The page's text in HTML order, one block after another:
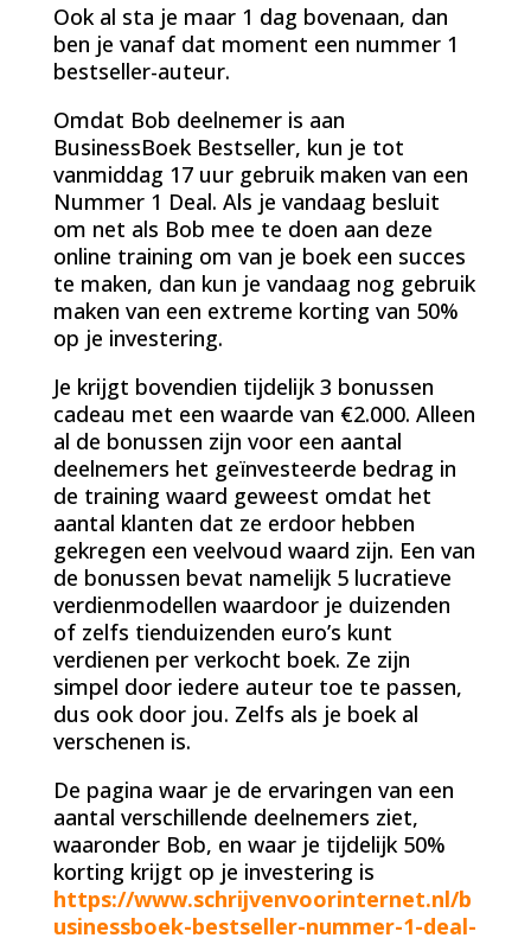
Ook al sta je maar 1 dag bovenaan, dan
ben je vanaf dat moment een nummer 1
bestseller-auteur.
Omdat Bob deelnemer is aan
BusinessBoek Bestseller, kun je tot
vanmiddag 17 uur gebruik maken van een
Nummer 1 Deal. Als je vandaag besluit
om net als Bob mee te doen aan deze
online training om van je boek een succes
te maken, dan kun je vandaag nog gebruik
maken van een extreme korting van 50%
op je investering.
Je krijgt bovendien tijdelijk 3 bonussen
cadeau met een waarde van €2.000. Alleen
al de bonussen zijn voor een aantal
deelnemers het geïnvesteerde bedrag in
de training waard geweest omdat het
aantal klanten dat ze erdoor hebben
gekregen een veelvoud waard zijn. Een van
de bonussen bevat namelijk 5 lucratieve
verdienmodellen waardoor je duizenden
of zelfs tienduizenden euro’s kunt
verdienen per verkocht boek. Ze zijn
simpel door iedere auteur toe te passen,
dus ook door jou. Zelfs als je boek al
verschenen is.
De pagina waar je de ervaringen van een
aantal verschillende deelnemers ziet,
waaronder Bob, en waar je tijdelijk 50%
korting krijgt op je investering is
https://www.schrijvenvoorinternet.nl/b
usinessboek-bestseller-nummer-1-deal-